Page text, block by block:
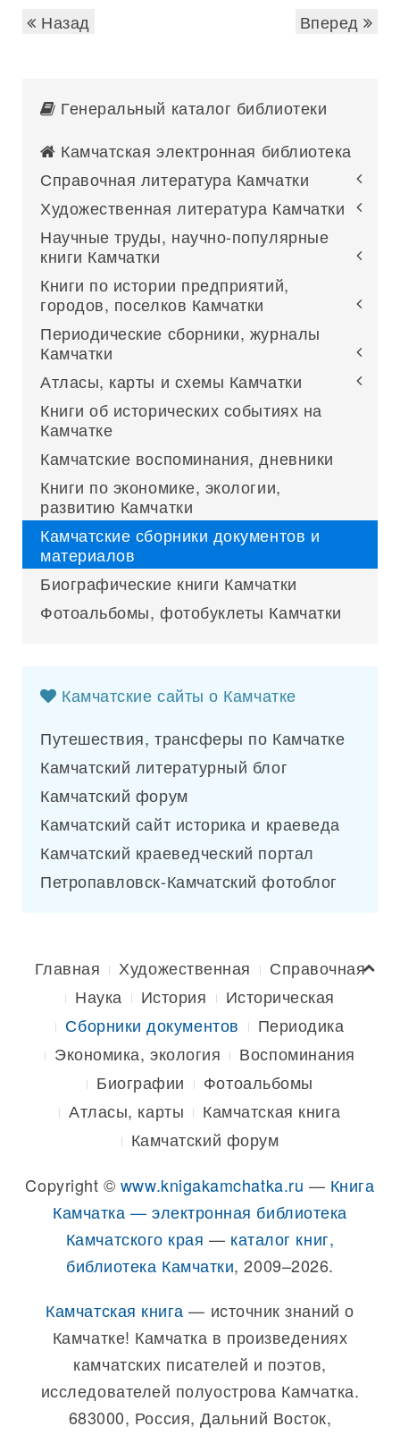
Назад
Вперед
Генеральный каталог библиотеки
Камчатская электронная библиотека
Справочная литература Камчатки
Художественная литература Камчатки
Научные труды, научно-популярные
книги Камчатки
Книги по истории предприятий,
городов, поселков Камчатки
Периодические сборники, журналы
Камчатки
Атласы, карты и схемы Камчатки
Книги об исторических событиях на
Камчатке
Камчатские воспоминания, дневники
Книги по экономике, экологии,
развитию Камчатки
Камчатские сборники документов и
материалов
Биографические книги Камчатки
Фотоальбомы, фотобуклеты Камчатки
Камчатские сайты о Камчатке
Путешествия, трансферы по Камчатке
Камчатский литературный блог
Камчатский форум
Камчатский сайт историка и краеведа
Камчатский краеведческий портал
Петропавловск-Камчатский фотоблог
Главная Художественная
Справочная
Наука
История
Историческая
Сборники документов
Периодика
Экономика, экология
Воспоминания
Биографии
Фотоальбомы
Атласы, карты
Камчатская книга
Камчатский форум
Copyright © www.knigakamchatka.ru — Книга
Камчатка — электронная библиотека
Камчатского края — каталог книг,
библиотека Камчатки, 2009–2026.
Камчатская книга — источник знаний о
Камчатке! Камчатка в произведениях
камчатских писателей и поэтов,
исследователей полуострова Камчатка.
683000, Россия, Дальний Восток,